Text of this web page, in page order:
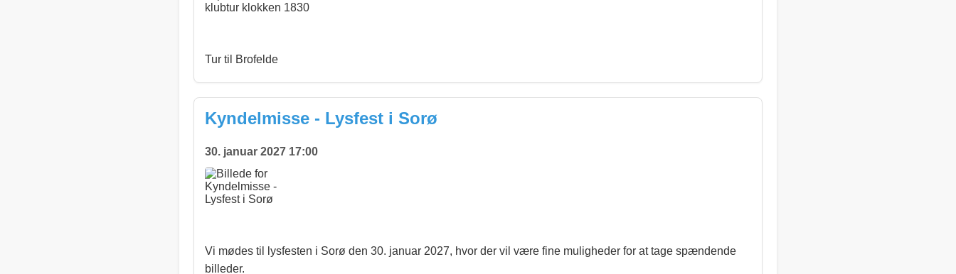
Tur til Brofelde
Kyndelmisse - Lysfest i Sorø
30. januar 2027 17:00
Vi mødes til lysfesten i Sorø den 30. januar 2027, hvor der vil være fine muligheder for at tage spændende
billeder.